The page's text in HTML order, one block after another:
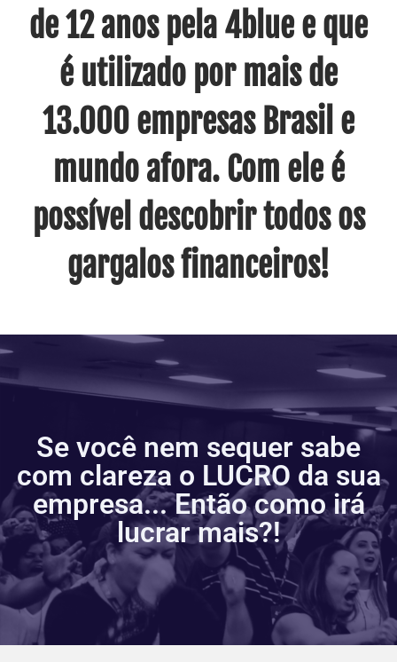
de 12 anos pela 4blue e que
é utilizado por mais de
13.000 empresas Brasil e
mundo afora. Com ele é
possível descobrir todos os
gargalos financeiros!
Se você nem sequer sabe
com clareza o LUCRO da sua
empresa... Então como irá
lucrar mais?!